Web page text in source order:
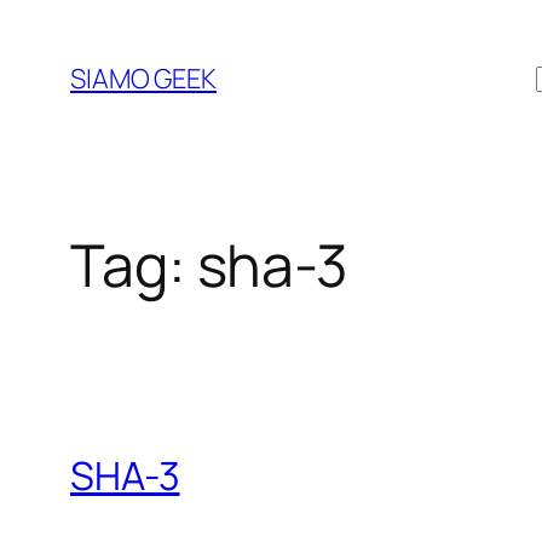
contenuto
SIAMO GEEK
Tag: sha-3
SHA-3